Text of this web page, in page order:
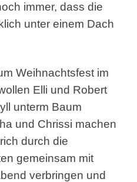
immer, dass die
unter einem Dach
Weihnachtsfest im
Elli und Robert
unterm Baum
und Chrissi machen
durch die
gemeinsam mit
verbringen und